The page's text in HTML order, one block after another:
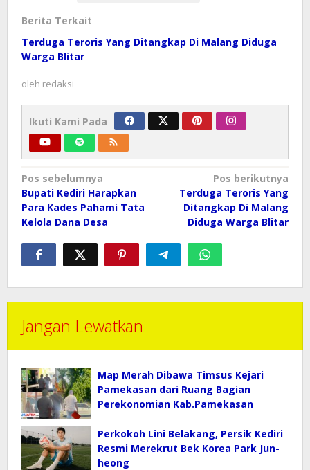
Berita Terkait
Terduga Teroris Yang Ditangkap Di Malang Diduga
Warga Blitar
oleh redaksi
Ikuti Kami Pada
Navigasi
pos
Pos sebelumnya
Bupati Kediri Harapkan
Para Kades Pahami Tata
Kelola Dana Desa
Pos berikutnya
Terduga Teroris Yang
Ditangkap Di Malang
Diduga Warga Blitar
Jangan Lewatkan
Map Merah Dibawa Timsus Kejari
Pamekasan dari Ruang Bagian
Perekonomian Kab.Pamekasan
Perkokoh Lini Belakang, Persik Kediri
Resmi Merekrut Bek Korea Park Jun-
heong